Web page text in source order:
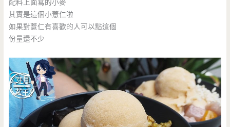
配料上面寫的小麥
其實是這個小薏仁啦
如果對薏仁有喜歡的人可以點這個
份量還不少